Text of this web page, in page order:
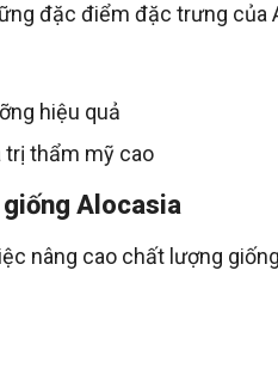
đặc điểm đặc trưng của
hiệu quả
trị thẩm mỹ cao
Alocasia
nâng cao chất lượng